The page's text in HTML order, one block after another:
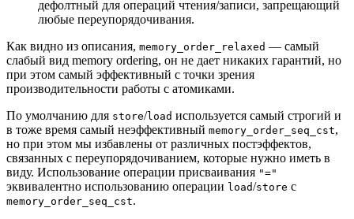
дефолтный для операций чтения/записи, запрещающий
любые переупорядочивания.
Как видно из описания, memory_order_relaxed — самый
слабый вид memory ordering, он не дает никаких гарантий, но
при этом самый эффективный с точки зрения
производительности работы с атомиками.
По умолчанию для store/load используется самый строгий и
в тоже время самый неэффективный memory_order_seq_cst,
но при этом мы избавлены от различных постэффектов,
связанных с переупорядочиванием, которые нужно иметь в
виду. Использование операции присваивания "="
эквивалентно использованию операции load/store с
memory_order_seq_cst.